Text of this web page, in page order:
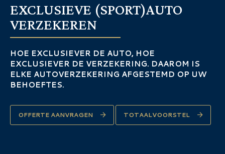
EXCLUSIEVE (SPORT)AUTO
VERZEKEREN
HOE EXCLUSIEVER DE AUTO, HOE
EXCLUSIEVER DE VERZEKERING. DAAROM IS
ELKE AUTOVERZEKERING AFGESTEMD OP UW
BEHOEFTES.
OFFERTE AANVRAGEN TOTAALVOORSTEL